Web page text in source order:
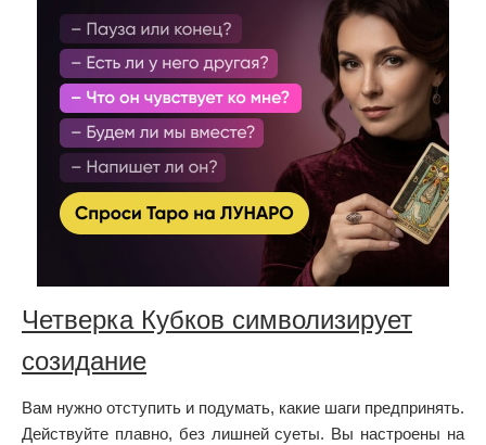
Четверка Кубков символизирует
созидание
Вам нужно отступить и подумать, какие шаги предпринять.
Действуйте плавно, без лишней суеты. Вы настроены на